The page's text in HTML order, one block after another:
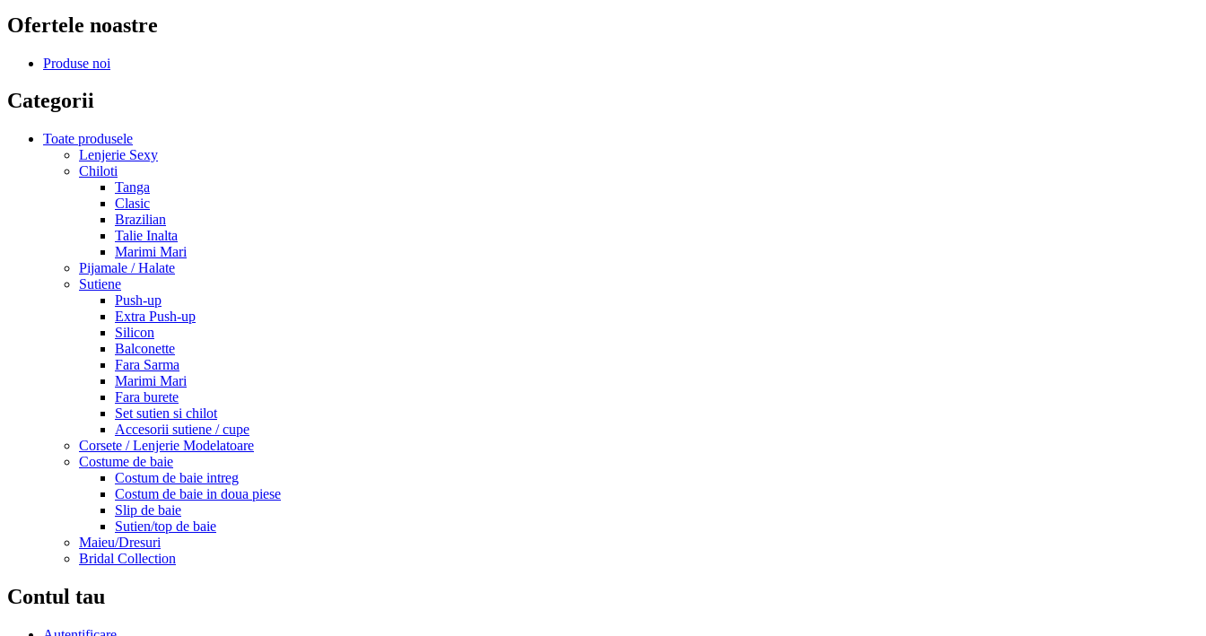
Ofertele noastre
Produse noi
Categorii
Toate produsele
Lenjerie Sexy
Chiloti
Tanga
Clasic
Brazilian
Talie Inalta
Marimi Mari
Pijamale / Halate
Sutiene
Push-up
Extra Push-up
Silicon
Balconette
Fara Sarma
Marimi Mari
Fara burete
Set sutien si chilot
Accesorii sutiene / cupe
Corsete / Lenjerie Modelatoare
Costume de baie
Costum de baie intreg
Costum de baie in doua piese
Slip de baie
Sutien/top de baie
Maieu/Dresuri
Bridal Collection
Contul tau